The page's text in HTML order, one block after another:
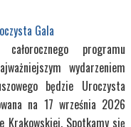
Gala
programu
wydarzeniem
będzie Uroczysta
na 17 września 2026
Krakowskiej. Spotkamy się